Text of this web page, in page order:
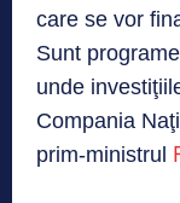
care se vor
Sunt
unde
Compania
prim-ministrul